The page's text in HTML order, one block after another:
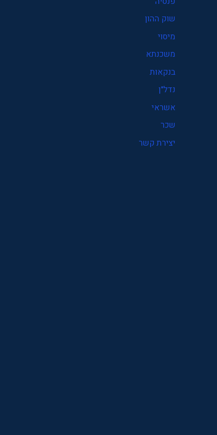
שוק ההון
מיסוי
משכנתא
בנקאות
נדל"ן
אשראי
שכר
יצירת קשר